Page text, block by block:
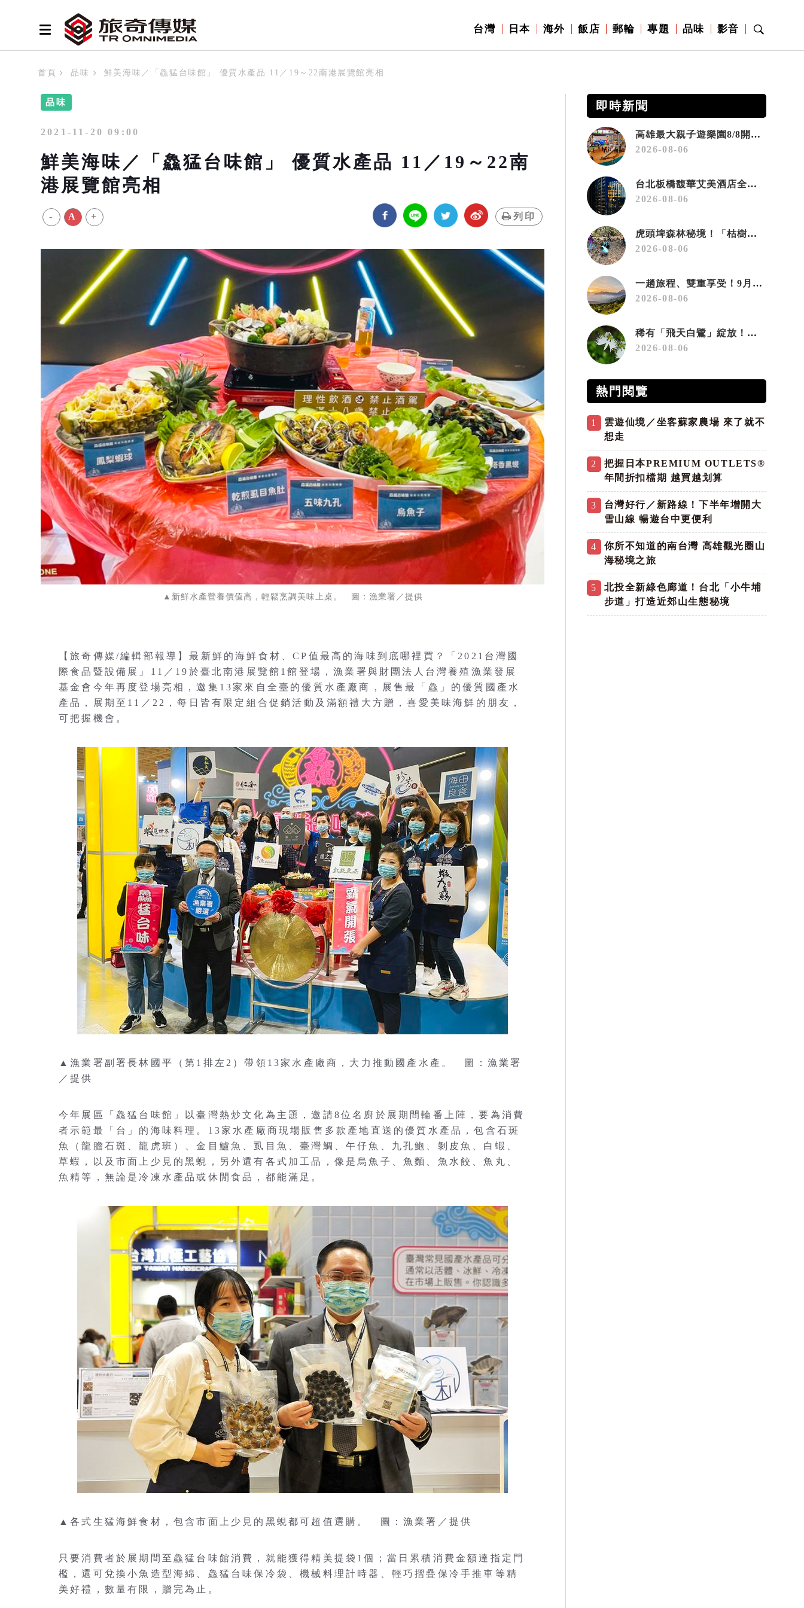
台灣 日本 海外 飯店 郵輪 專題 品味 影音
首頁 品味 鮮美海味／「鱻猛台味館」 優質水產品 11／19～22南港展覽館亮相
品味
2021-11-20 09:00
鮮美海味／「鱻猛台味館」 優質水產品 11／19～22南
港展覽館亮相
- A + 列印
▲新鮮水產營養價值高，輕鬆烹調美味上桌。 圖：漁業署／提供
【旅奇傳媒/編輯部報導】最新鮮的海鮮食材、CP值最高的海味到底哪裡買？「2021台灣國
際食品暨設備展」11／19於臺北南港展覽館1館登場，漁業署與財團法人台灣養殖漁業發展
基金會今年再度登場亮相，邀集13家來自全臺的優質水產廠商，展售最「鱻」的優質國產水
產品，展期至11／22，每日皆有限定組合促銷活動及滿額禮大方贈，喜愛美味海鮮的朋友，
可把握機會。
▲漁業署副署長林國平（第1排左2）帶領13家水產廠商，大力推動國產水產。 圖：漁業署
／提供
今年展區「鱻猛台味館」以臺灣熱炒文化為主題，邀請8位名廚於展期間輪番上陣，要為消費
者示範最「台」的海味料理。13家水產廠商現場販售多款產地直送的優質水產品，包含石斑
魚（龍膽石斑、龍虎班）、金目鱸魚、虱目魚、臺灣鯛、午仔魚、九孔鮑、剝皮魚、白蝦、
草蝦，以及市面上少見的黑蜆，另外還有各式加工品，像是烏魚子、魚麵、魚水餃、魚丸、
魚精等，無論是冷凍水產品或休閒食品，都能滿足。
▲各式生猛海鮮食材，包含市面上少見的黑蜆都可超值選購。 圖：漁業署／提供
只要消費者於展期間至鱻猛台味館消費，就能獲得精美提袋1個；當日累積消費金額達指定門
檻，還可兌換小魚造型海綿、鱻猛台味保冷袋、機械料理計時器、輕巧摺疊保冷手推車等精
美好禮，數量有限，贈完為止。
即時新聞
高雄最大親子遊樂園8/8開幕！30項設施免費玩、YOYO家族嗨翻暑假
2026-08-06
台北板橋馥華艾美酒店全新開幕 感官藝術策展打造旅居新風格
2026-08-06
虎頭埤森林秘境！「枯樹籬步道」生態復育有成 走進大自然生命教室
2026-08-06
一趟旅程、雙重享受！9月住宿合歡山 順遊奧萬大10元優惠入園
2026-08-06
稀有「飛天白鷺」綻放！神戶六甲高山植物園「鷺草」珍貴現身
2026-08-06
熱門閱覽
1
雲遊仙境／坐客蘇家農場 來了就不
想走
2
把握日本PREMIUM OUTLETS®
年間折扣檔期 越買越划算
3
台灣好行／新路線！下半年增開大
雪山線 暢遊台中更便利
4
你所不知道的南台灣 高雄觀光圈山
海秘境之旅
5
北投全新綠色廊道！台北「小牛埔
步道」打造近郊山生態秘境